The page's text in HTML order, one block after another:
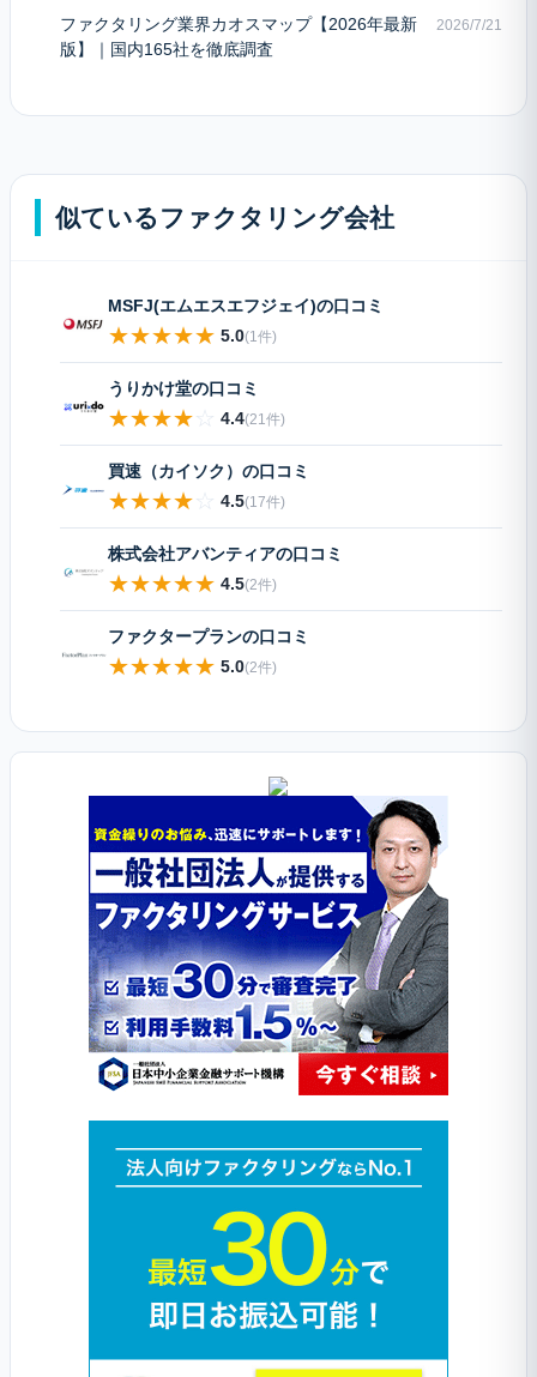
ファクタリング業界カオスマップ【2026年最新
版】｜国内165社を徹底調査
2026/7/21
似ているファクタリング会社
MSFJ(エムエスエフジェイ)の口コミ
★★★★★ 5.0(1件)
うりかけ堂の口コミ
★★★★☆ 4.4(21件)
買速（カイソク）の口コミ
★★★★☆ 4.5(17件)
株式会社アバンティアの口コミ
★★★★★ 4.5(2件)
ファクタープランの口コミ
★★★★★ 5.0(2件)